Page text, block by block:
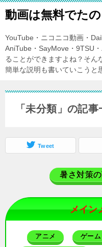
動画は無料でた
YouTube・ニコニコ動画・
AniTube・SayMove・9TSU
ることができますよね？そん
簡単な説明も書いていこうと
「未分類」の記事
Tweet
暑さ対策
メイン
アニメ ゲーム